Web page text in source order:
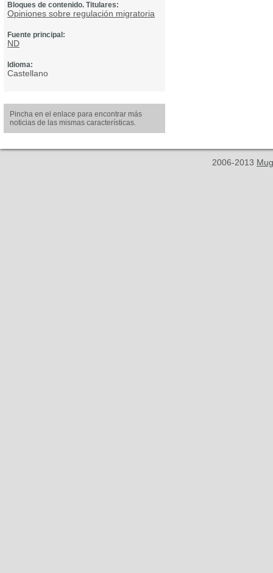
Bloques de contenido. Titulares:
Opiniones sobre regulación migratoria
Fuente principal:
ND
Idioma:
Castellano
Pincha en el enlace para encontrar más
noticias de las mismas características.
2006-2013